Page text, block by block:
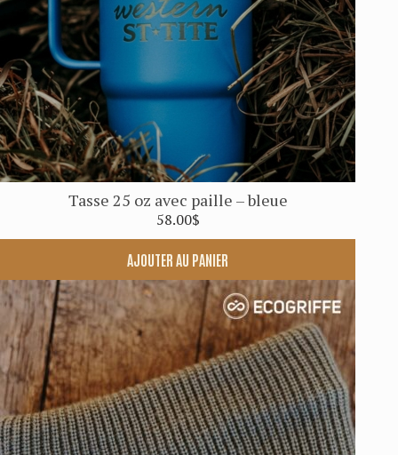
Tasse 25 oz avec paille – bleue
58.00$
AJOUTER AU PANIER